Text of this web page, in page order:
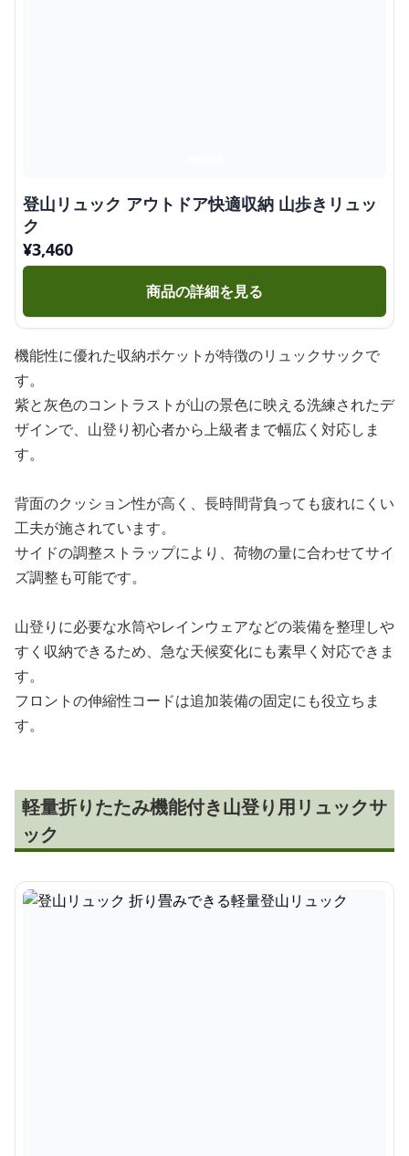
登山リュック アウトドア快適収納 山歩きリュッ
ク
¥3,460
商品の詳細を見る
機能性に優れた収納ポケットが特徴のリュックサックで
す。
紫と灰色のコントラストが山の景色に映える洗練されたデ
ザインで、山登り初心者から上級者まで幅広く対応しま
す。
背面のクッション性が高く、長時間背負っても疲れにくい
工夫が施されています。
サイドの調整ストラップにより、荷物の量に合わせてサイ
ズ調整も可能です。
山登りに必要な水筒やレインウェアなどの装備を整理しや
すく収納できるため、急な天候変化にも素早く対応できま
す。
フロントの伸縮性コードは追加装備の固定にも役立ちま
す。
軽量折りたたみ機能付き山登り用リュックサ
ック